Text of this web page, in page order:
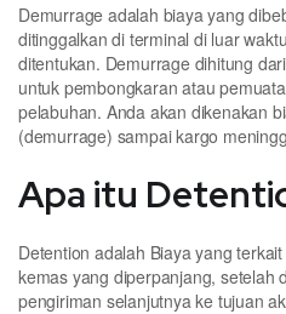
Demurrage adalah biaya yang
ditinggalkan di terminal di luar
ditentukan. Demurrage dihitung
untuk pembongkaran atau
pelabuhan. Anda akan dikenakan
(demurrage) sampai kargo
Apa itu
Detention adalah Biaya yang
kemas yang diperpanjang, setelah
pengiriman selanjutnya ke tujuan